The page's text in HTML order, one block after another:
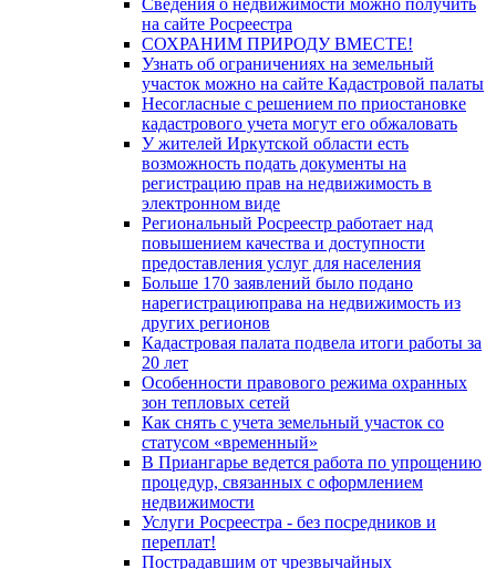
на сайте Росреестра
СОХРАНИМ ПРИРОДУ ВМЕСТЕ!
Узнать об ограничениях на земельный
участок можно на сайте Кадастровой палаты
Несогласные с решением по приостановке
кадастрового учета могут его обжаловать
У жителей Иркутской области есть
возможность подать документы на
регистрацию прав на недвижимость в
электронном виде
Региональный Росреестр работает над
повышением качества и доступности
предоставления услуг для населения
Больше 170 заявлений было подано
нарегистрациюправа на недвижимость из
других регионов
Кадастровая палата подвела итоги работы за
20 лет
Особенности правового режима охранных
зон тепловых сетей
Как снять с учета земельный участок со
статусом «временный»
В Приангарье ведется работа по упрощению
процедур, связанных с оформлением
недвижимости
Услуги Росреестра - без посредников и
переплат!
Пострадавшим от чрезвычайных